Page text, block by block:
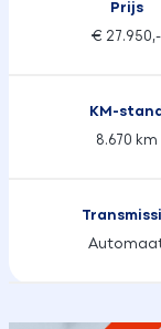
Prijs
€ 27.950,-
KM-stand
8.670 km